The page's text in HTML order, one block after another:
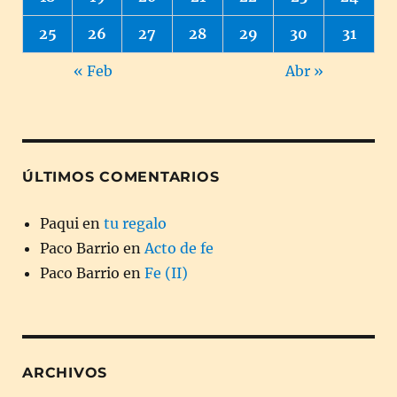
25 26 27 28 29 30 31
« Feb Abr »
ÚLTIMOS COMENTARIOS
Paqui en tu regalo
Paco Barrio enActo de fe
Paco Barrio en Fe (II)
ARCHIVOS